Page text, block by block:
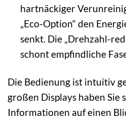
hartnäckiger
„Eco-Option“ den
senkt. Die „Drehzahl-
schont empfindliche
Die Bedienung ist intuitiv
großen Displays haben Sie
Informationen auf einen